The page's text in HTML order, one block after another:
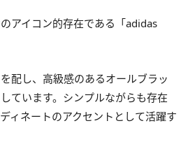
アイコン的存在である「adidas
配し、高級感のあるオールブラッ
ています。シンプルながらも存在
ィネートのアクセントとして活躍す